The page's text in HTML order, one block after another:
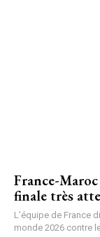
France-
finale très
L’équipe de France
monde 2026 contre